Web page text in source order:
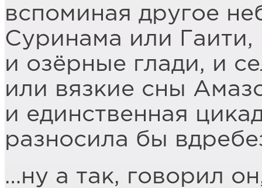
вспоминая другое
Суринама или Гаити,
и озёрные глади, и
или вязкие сны
и единственная
разносила бы
…ну а так, говорил